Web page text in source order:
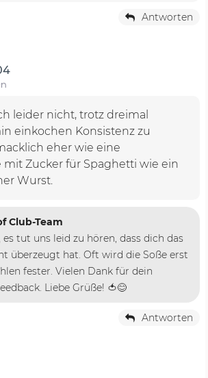
Antworten
leider nicht, trotz dreimal
einkochen Konsistenz zu
eher wie eine
mit Zucker für Spaghetti wie ein
Wurst.
Club-Team
es tut uns leid zu hören, dass dich das
überzeugt hat. Oft wird die Soße erst
fester. Vielen Dank für dein
Liebe Grüße! 🍅😊
Antworten